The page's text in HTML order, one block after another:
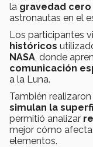
la gravedad cero
astronautas en el
Los participantes
históricos
NASA, donde
comunicación
a la Luna.
También
simulan la
permitió analizar
mejor cómo
elementos.